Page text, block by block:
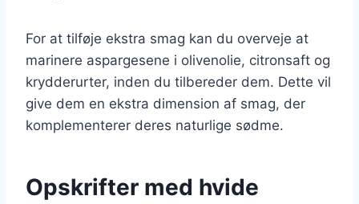
For at tilføje ekstra smag kan du overveje at
marinere aspargesene i olivenolie, citronsaft og
krydderurter, inden du tilbereder dem. Dette vil
give dem en ekstra dimension af smag, der
komplementerer deres naturlige sødme.
Opskrifter med hvide